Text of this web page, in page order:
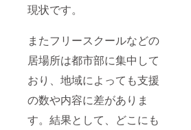
現状です。
またフリースクールなどの
居場所は都市部に集中して
おり、地域によっても支援
の数や内容に差がありま
す。結果として、どこにも